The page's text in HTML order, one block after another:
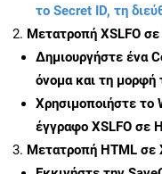
το Secret ID, τη
Μετατροπή XSLFO
Δημιουργήστε ένα
όνομα και τη μορφή
Χρησιμοποιήστε το
έγγραφο XSLFO σε
Μετατροπή HTML σε